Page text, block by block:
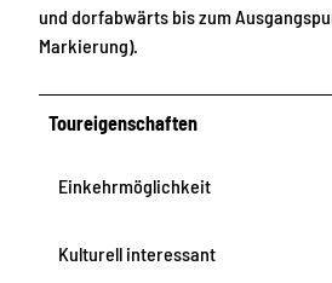
und dorfabwärts bis zum
Markierung).
Toureigenschaften
Einkehrmöglichkeit
Kulturell interessant